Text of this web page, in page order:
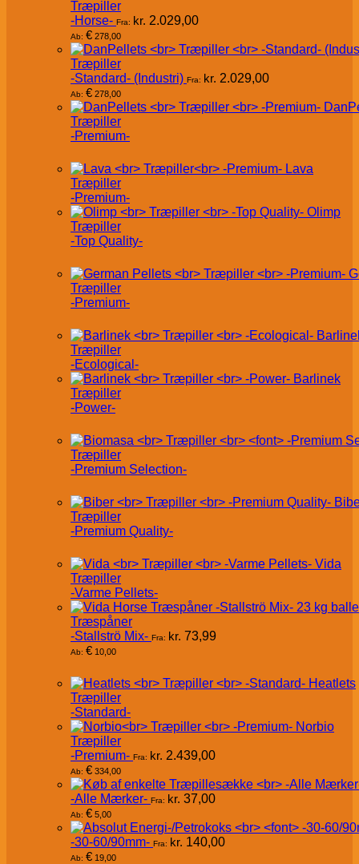
Træpiller
-Horse- Fra: kr. 2.029,00
Ab: € 278,00
Træpiller
-Standard- (Industri) Fra: kr. 2.029,00
Ab: € 278,00
Træpiller
-Premium-
Lava
Træpiller
-Premium-
Olimp
Træpiller
-Top Quality-
Træpiller
-Premium-
Træpiller
-Ecological-
Barlinek
Træpiller
-Power-
Træpiller
-Premium Selection-
Træpiller
-Premium Quality-
Vida
Træpiller
-Varme Pellets-
Træspåner
-Stallströ Mix- Fra: kr. 73,99
Ab: € 10,00
Heatlets
Træpiller
-Standard-
Norbio
Træpiller
-Premium- Fra: kr. 2.439,00
Ab: € 334,00
-Alle Mærker- Fra: kr. 37,00
Ab: € 5,00
-30-60/90mm- Fra: kr. 140,00
Ab: € 19,00